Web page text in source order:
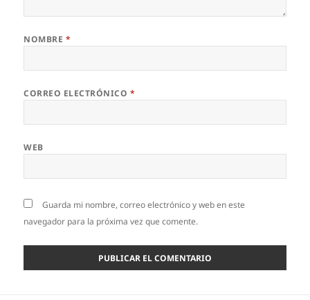
NOMBRE *
CORREO ELECTRÓNICO *
WEB
Guarda mi nombre, correo electrónico y web en este
navegador para la próxima vez que comente.